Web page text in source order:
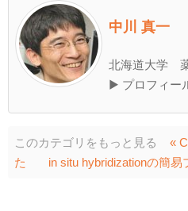
中川 真一
北海道大学
▶ プロフィー
このカテゴリをもっと見る
«
た
in situ hybridizationの簡易